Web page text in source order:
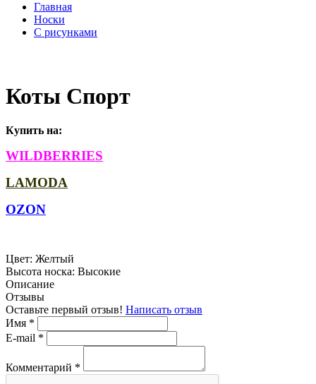
Главная
Носки
С рисунками
Коты Спорт
Купить на:
WILDBERRIES
LAMODA
OZON
Цвет: Желтый
Высота носка: Высокие
Описание
Отзывы
Оставьте первый отзыв! Написать отзыв
Имя *
E-mail *
Комментарий *